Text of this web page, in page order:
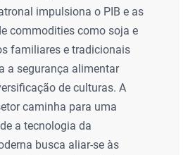
impulsiona o PIB e as
commodities como soja e
familiares e tradicionais
a segurança alimentar
de culturas. A
caminha para uma
a tecnologia da
busca aliar-se às